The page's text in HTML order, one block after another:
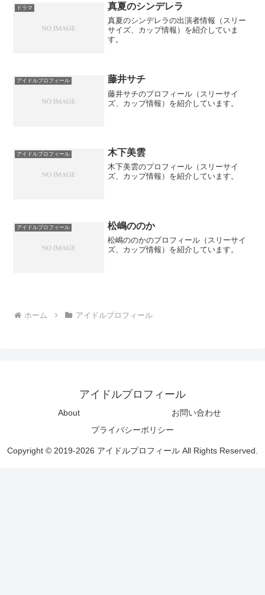
ドラマ 真夏のシンデレラ
真夏のシンデレラの出演者情報（スリー
サイズ、カップ情報）を紹介していま
す。
アイドルプロフィール 藤井サチ
藤井サチのプロフィール（スリーサイ
ズ、カップ情報）を紹介しています。
アイドルプロフィール 木下美雲
木下美雲のプロフィール（スリーサイ
ズ、カップ情報）を紹介しています。
アイドルプロフィール 松嶋ののか
松嶋ののかのプロフィール（スリーサイ
ズ、カップ情報）を紹介しています。
ホーム アイドルプロフィール
アイドルプロフィール
About
お問い合わせ
プライバシーポリシー
Copyright © 2019-2026 アイドルプロフィール All Rights Reserved.